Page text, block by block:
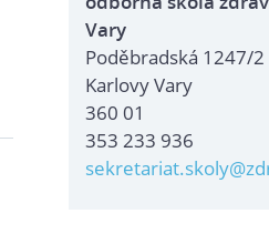
Vary
Poděbradská 1247/2
Karlovy Vary
360 01
353 233 936